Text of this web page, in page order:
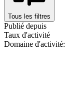
Tous les filtres
Publié depuis
Taux d'activité
Domaine d'activité: